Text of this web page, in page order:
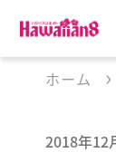
ホーム
2018年12